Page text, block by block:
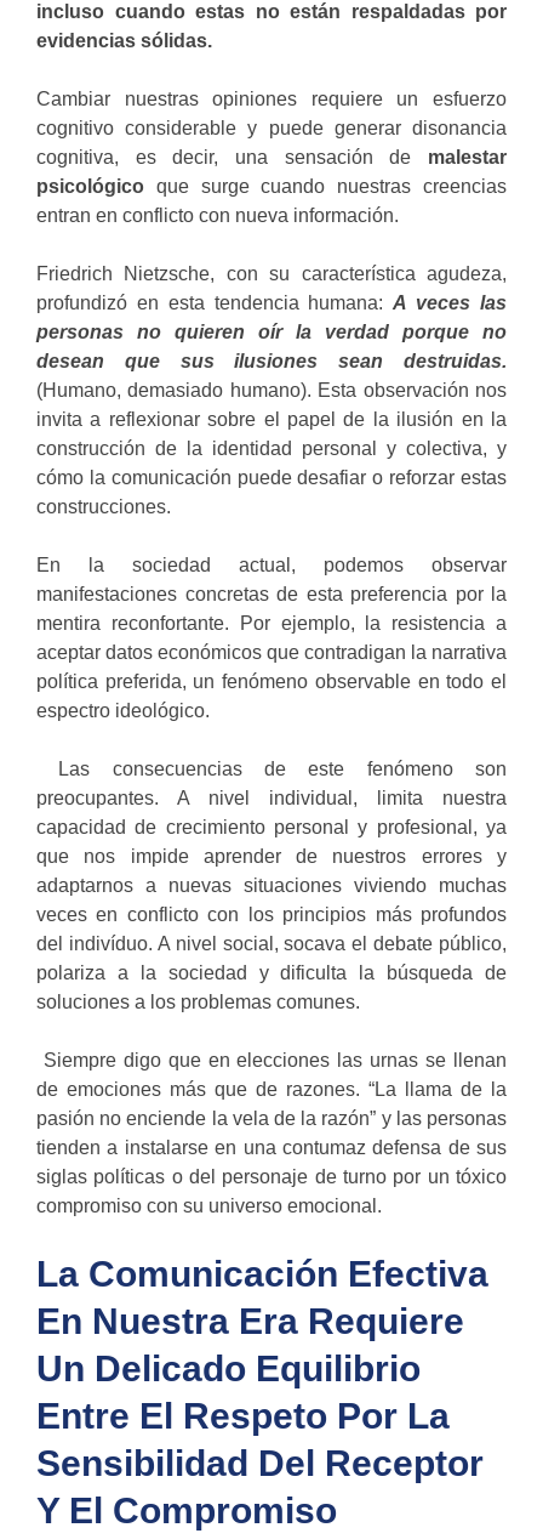
incluso cuando estas no están respaldadas por
evidencias sólidas.
Cambiar nuestras opiniones requiere un esfuerzo
cognitivo considerable y puede generar disonancia
cognitiva, es decir, una sensación de malestar
psicológico que surge cuando nuestras creencias
entran en conflicto con nueva información.
Friedrich Nietzsche, con su característica agudeza,
profundizó en esta tendencia humana:A veces las
personas no quieren oír la verdad porque no
desean que sus ilusiones sean destruidas.
(Humano, demasiado humano). Esta observación nos
invita a reflexionar sobre el papel de la ilusión en la
construcción de la identidad personal y colectiva, y
cómo la comunicación puede desafiar o reforzar estas
construcciones.
En la sociedad actual, podemos observar
manifestaciones concretas de esta preferencia por la
mentira reconfortante. Por ejemplo, la resistencia a
aceptar datos económicos que contradigan la narrativa
política preferida, un fenómeno observable en todo el
espectro ideológico.
Las consecuencias de este fenómeno son
preocupantes. A nivel individual, limita nuestra
capacidad de crecimiento personal y profesional, ya
que nos impide aprender de nuestros errores y
adaptarnos a nuevas situaciones viviendo muchas
veces en conflicto con los principios más profundos
del indivíduo. A nivel social, socava el debate público,
polariza a la sociedad y dificulta la búsqueda de
soluciones a los problemas comunes.
Siempre digo que en elecciones las urnas se llenan
de emociones más que de razones. “La llama de la
pasión no enciende la vela de la razón” y las personas
tienden a instalarse en una contumaz defensa de sus
siglas políticas o del personaje de turno por un tóxico
compromiso con su universo emocional.
La Comunicación Efectiva
En Nuestra Era Requiere
Un Delicado Equilibrio
Entre El Respeto Por La
Sensibilidad Del Receptor
Y El Compromiso